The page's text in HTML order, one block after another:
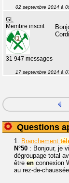
02 septembre 2014 à
GL
Membre inscrit
31 947 messages
17 septembre 2014 à
Questions
1. Branchement
N°50 : Bonjour, je
dégroupage total
être en connexion
au rez-de-